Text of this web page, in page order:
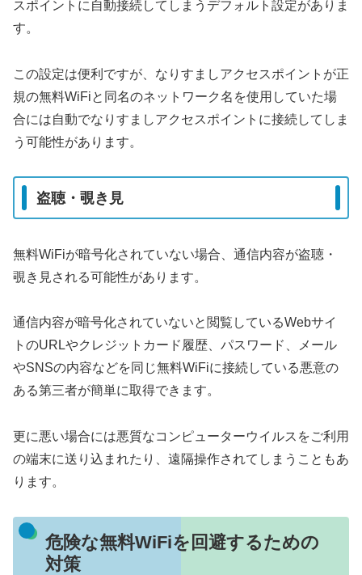
スポイントに自動接続してしまうデフォルト設定がありま
す。
この設定は便利ですが、なりすましアクセスポイントが正
規の無料WiFiと同名のネットワーク名を使用していた場
合には自動でなりすましアクセスポイントに接続してしま
う可能性があります。
盗聴・覗き見
無料WiFiが暗号化されていない場合、通信内容が盗聴・
覗き見される可能性があります。
通信内容が暗号化されていないと閲覧しているWebサイ
トのURLやクレジットカード履歴、パスワード、メール
やSNSの内容などを同じ無料WiFiに接続している悪意の
ある第三者が簡単に取得できます。
更に悪い場合には悪質なコンピューターウイルスをご利用
の端末に送り込まれたり、遠隔操作されてしまうこともあ
ります。
危険な無料WiFiを回避するための
対策